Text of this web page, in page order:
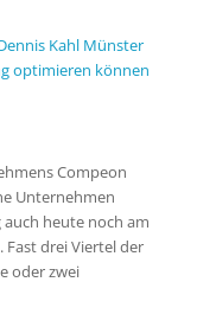
Compeon
Unternehmen
heute noch am
drei Viertel der
oder zwei